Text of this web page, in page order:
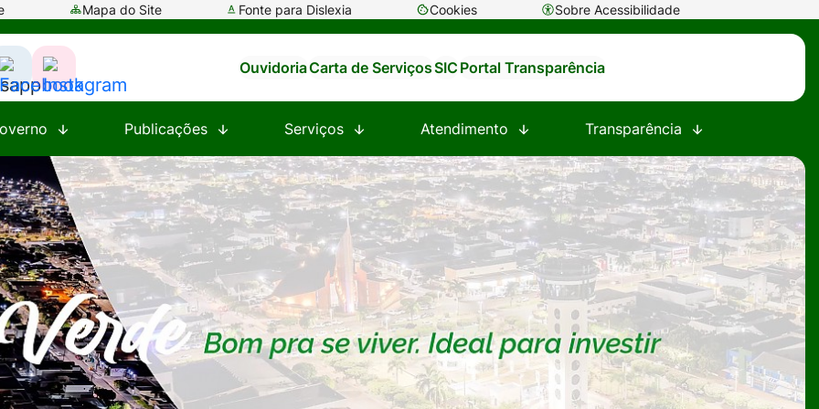
Mapa do Site Fonte para Dislexia Cookies
Abrir
de
cookies
Sobre Acessibilidade
Acessar
a
Rede
Social
Facebook
Acessar
a
Rede
Social
Instagram
OuvidoriaCarta de ServiçosSIC Portal Transparência
Publicações Serviços Atendimento Transparência